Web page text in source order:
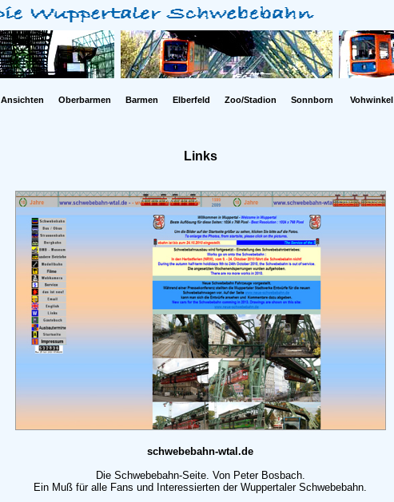
Ansichten Oberbarmen Barmen Elberfeld Zoo/Stadion Sonnborn Vohwinkel
Links
schwebebahn-wtal.de
Die Schwebebahn-Seite. Von Peter Bosbach.
Ein Muß für alle Fans und Interessierten der Wuppertaler Schwebebahn.